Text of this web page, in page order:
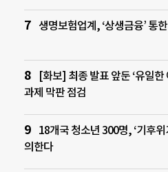
생명보험업계, ‘상생금융’ 통
[화보] 최종 발표 앞둔 ‘유일
과제 막판 점검
18개국 청소년 300명, ‘기후위
의한다